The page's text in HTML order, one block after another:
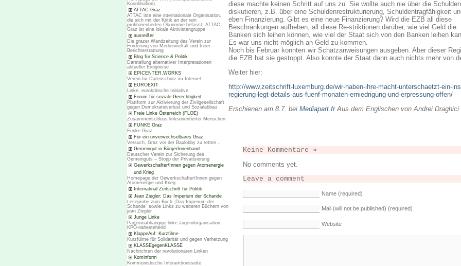
Koordination)
ATTAC-Graz
ATTAC iste eine internationale Organisation,
die sich mit der Kritik an der rein
profitorientierten Ökonomie befasst; ATTAC-
Graz ist eine lokale Aktivistengruppe
ausreißer
Die grazer Wandzeitung des Verein zur
Förderung von Medienvielfalt und freier
Berichterstattung
Blog für Science & Politik
Darstellung alternativer Interpretationen
aktueller Ereignisse
EPICENTER.WORKS
Verein für Datenschutz im Internet
EUROEXIT
Linke, eurokritische Initiative
Forum für soziale Gerechtigkeit
Plattform zur Aktivierung der Zivilgesellschaft
gegen Demokratieverlust und Sozialabbau
Freie Linke Österreich (FLOE)
Zusammenschluss linksorientierter Menschen
FUNKE Graz
Funke Graz
Für ein unverwechselbares Graz
Versuch, Graz vor der Baulobby zu retten ..
Gemeingut in BürgerInnenhand
Deutscher Verein zur Sicherung des
Gemeinguts – Stopp der Privatisierung
Gewerkschafter/Innen gegen Atomenergie
und Krieg
Homepage der Gewerkschafter/Innen gegen
Atomenergie und Krieg
Internatinal Zeitschrift für Politik
Jean Ziegler: Das Imperium der Schande
Leseprobe zum Buch „Das Imperium der
Schande“ sowie Links zu weiteren Büchern von
jean Ziegler
Junge Linke
Parteiunabhängige linke Jugendorganisation;
KPÖ-nahestehend
KlappeAuf: Kurzfilme
Kurzfülme für Solidarität und gegen Verhetzung
KLASSEgegenKLASSE
Nachrichten der revolutionären Linken
Kominform
Kommunistische Inforamtionsseite
diese machte keinen Schritt auf uns zu. Sie wollte auch nie über die Schulden
diskutieren, z.B. über eine Schuldenrestrukturierung, Schuldentragfähigkeit
eben Finanzierung. Gibt es eine neue Finanzierung? Wird die EZB all diese
Beschränkungen aufheben, all diese Re-striktionen darüber, wie viel Geld die
Banken sich leihen können, wie viel der Staat sich von den Banken leihen
Es war uns nicht möglich an Geld zu kommen.
Noch bis Februar konnten wir Schatzanweisungen ausgeben. Aber dieser
die EZB hat sie gestoppt. Also konnte der Staat dann auch nichts mehr von
Weiter hier:
http://www.zeitschrift-luxemburg.de/wir-haben-ihre-macht-unterschaetzt-ein-
regierung-legt-details-aus-fuenf-monaten-erniedrigung-und-erpressung-offen/
Erschienen am 8.7. bei Mediapart.fr Aus dem Englischen von Andrei Draghici
Keine Kommentare »
No comments yet.
Leave a comment
Name (required)
Mail (will not be published) (required)
Website